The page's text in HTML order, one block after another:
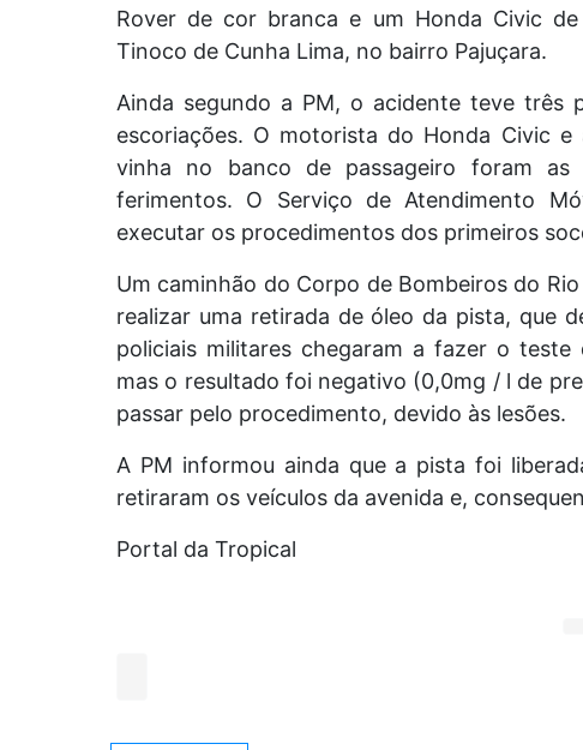
Rover de cor branca e um Honda Civic
Tinoco de Cunha Lima, no bairro Pajuçara.
Ainda segundo a PM, o acidente teve três
escoriações. O motorista do Honda Civic e
vinha no banco de passageiro foram as
ferimentos. O Serviço de Atendimento
executar os procedimentos dos primeiros
Um caminhão do Corpo de Bombeiros do
realizar uma retirada de óleo da pista, que
policiais militares chegaram a fazer o
mas o resultado foi negativo (0,0mg / l de
passar pelo procedimento, devido às lesões.
A PM informou ainda que a pista foi
retiraram os veículos da avenida e,
Portal da Tropical